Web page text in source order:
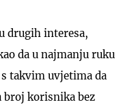
drugih interesa,
da u najmanju ruku
takvim uvjetima da
broj korisnika bez